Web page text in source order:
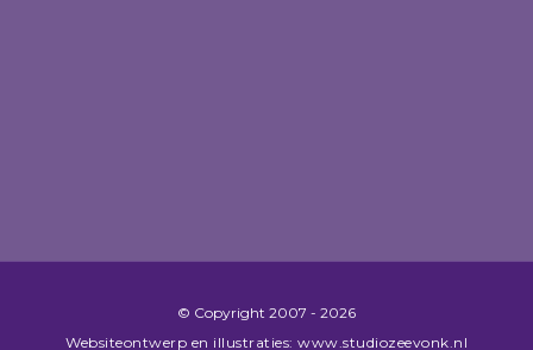
© Copyright​ 2007 - 2026
Websiteontwerp en illustraties: www.studiozeevonk.nl